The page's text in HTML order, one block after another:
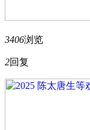
3406浏览
2回复